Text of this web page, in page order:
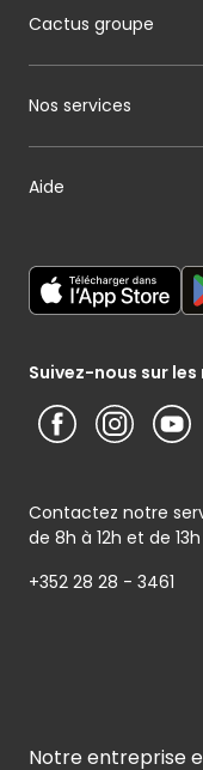
Suivez-nous sur
Contactez notre
de 8h à 12h et de 13h
+352 28 28 - 3461
Mon boucher
Mon charcutier
Mon boulanger
Mon maraîcher
Cactus groupe
A propos de Cactus
Notre histoire
Nos engagements
Media / Presse
Présentation du
Nos services
Carte cadeau
Service photo
Service clients
Aide
Conditions
Notice
Conditions
Notre entreprise